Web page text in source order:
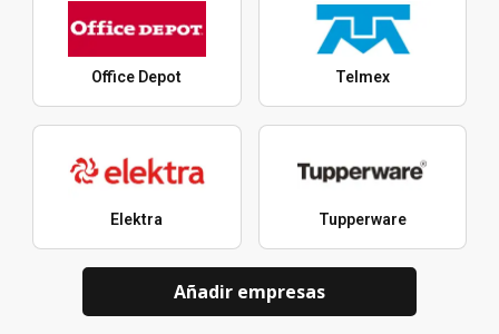
Office Depot Telmex
Elektra Tupperware
Añadir empresas